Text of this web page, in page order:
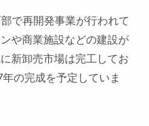
で再開発事業が行われて
や商業施設などの建設が
新卸売市場は完工してお
の完成を予定していま